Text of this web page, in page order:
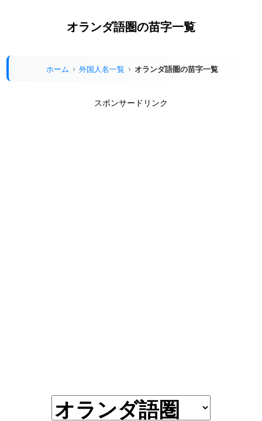
オランダ語圏の苗字一覧
ホーム 外国人名一覧 オランダ語圏の苗字一覧
スポンサードリンク